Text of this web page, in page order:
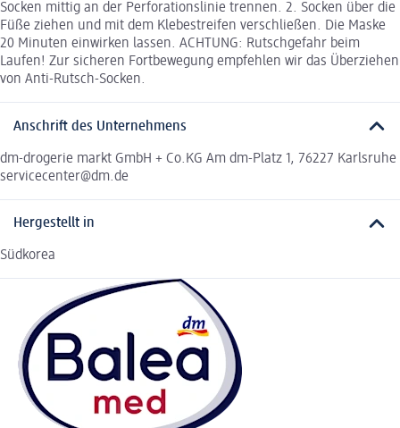
Socken mittig an der Perforationslinie trennen. 2. Socken über die
Füße ziehen und mit dem Klebestreifen verschließen. Die Maske
20 Minuten einwirken lassen. ACHTUNG: Rutschgefahr beim
Laufen! Zur sicheren Fortbewegung empfehlen wir das Überziehen
von Anti-Rutsch-Socken.
Anschrift des Unternehmens
dm-drogerie markt GmbH + Co.KG Am dm-Platz 1, 76227 Karlsruhe
servicecenter@dm.de
Hergestellt in
Südkorea